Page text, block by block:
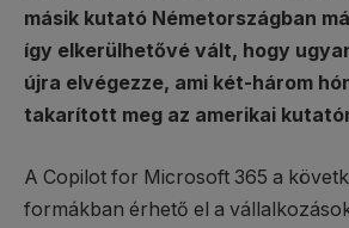
másik kutató Németországban
így elkerülhetővé vált, hogy
újra elvégezze, ami két-három
takarított meg az amerikai
A Copilot for Microsoft 365 a
formákban érhető el a